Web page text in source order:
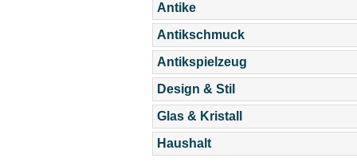
Antike
Antikschmuck
Antikspielzeug
Design & Stil
Glas & Kristall
Haushalt